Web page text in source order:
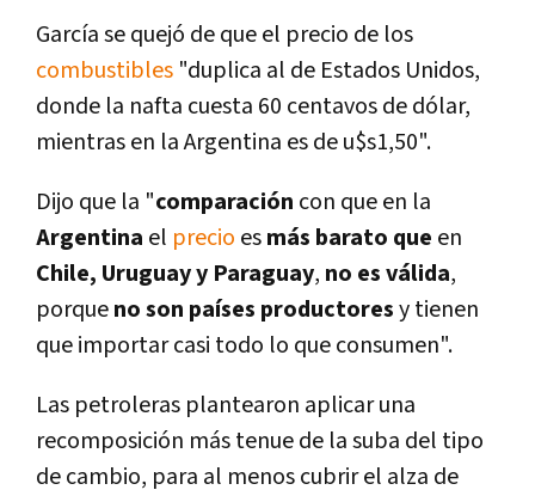
Garcí­a se quejó de que el precio de los
combustibles "duplica al de Estados Unidos,
donde la nafta cuesta 60 centavos de dólar,
mientras en la Argentina es de u$s1,50".
Dijo que la "comparación con que en la
Argentina el precio esmás barato que en
Chile, Uruguay y Paraguay, no es válida,
porqueno son paí­ses productoresy tienen
que importar casi todo lo que consumen".
Las petroleras plantearon aplicar una
recomposición más tenue de la suba del tipo
de cambio, para al menos cubrir el alza de